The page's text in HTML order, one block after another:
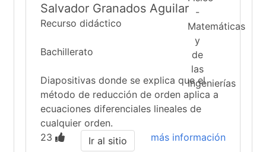
Salvador Granados Aguilar
Recurso didáctico
Bachillerato
Diapositivas donde se explica que el
método de reducción de orden aplica a
ecuaciones diferenciales lineales de
cualquier orden.
23
más información
Ir al sitio